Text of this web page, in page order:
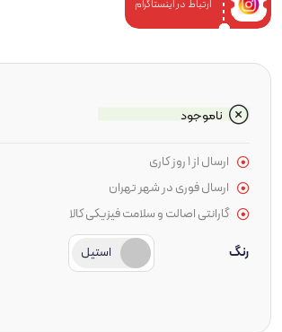
ارتباط در اینستاگرام
ناموجود
ارسال از 1 روز کاری
ارسال فوری در شهر تهران
گارانتی اصالت و سلامت فیزیکی کالا
رنگ استیل